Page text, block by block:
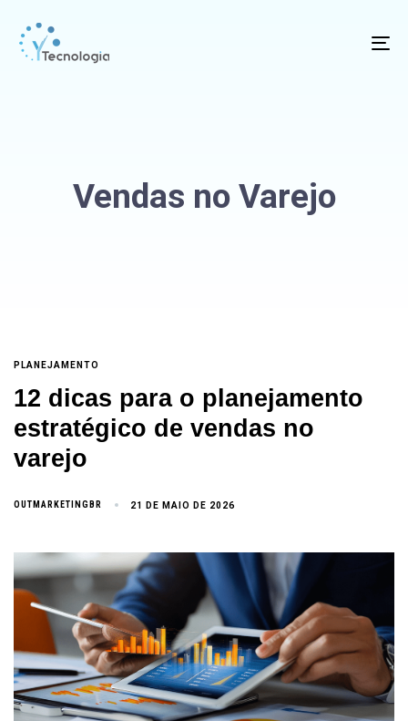
Vendas no Varejo
PLANEJAMENTO
12 dicas para o planejamento
estratégico de vendas no
varejo
OUTMARKETINGBR 21 DE MAIO DE 2026